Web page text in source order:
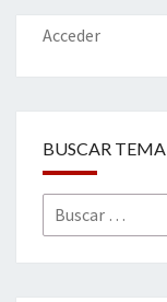
Acceder
BUSCAR TEMA
Buscar
por: